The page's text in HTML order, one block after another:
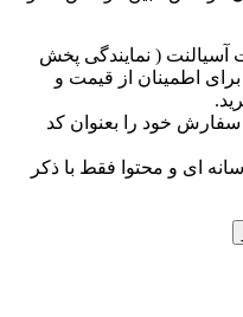
آسیالنت ( نمایندگی پخش
اطمینان از قیمت و
سفارش خود را بعنوان کد
ای و محتوا فقط با ذکر